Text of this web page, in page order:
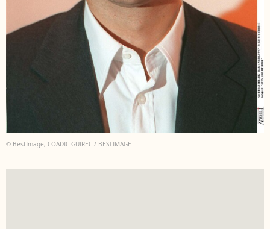
© BestImage, COADIC GUIREC / BESTIMAGE